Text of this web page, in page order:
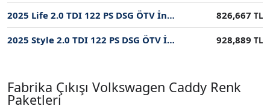
2025 Life 2.0 TDI 122 PS DSG ÖTV İndirimli Fiyatı 826,667 TL
2025 Style 2.0 TDI 122 PS DSG ÖTV İndirimli Fiyatı 928,889 TL
Fabrika Çıkışı Volkswagen Caddy Renk
Paketleri